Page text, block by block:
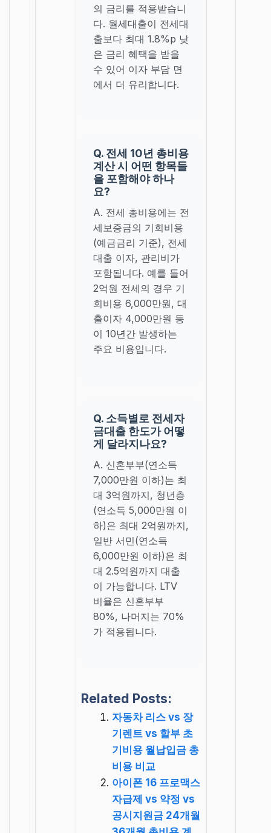
의 금리를 적용받습니
다. 월세대출이 전세대
출보다 최대 1.8%p 낮
은 금리 혜택을 받을
수 있어 이자 부담 면
에서 더 유리합니다.
Q. 전세 10년 총비용
계산 시 어떤 항목들
을 포함해야 하나
요?
A. 전세 총비용에는 전
세보증금의 기회비용
(예금금리 기준), 전세
대출 이자, 관리비가
포함됩니다. 예를 들어
2억원 전세의 경우 기
회비용 6,000만원, 대
출이자 4,000만원 등
이 10년간 발생하는
주요 비용입니다.
Q. 소득별로 전세자
금대출 한도가 어떻
게 달라지나요?
A. 신혼부부(연소득
7,000만원 이하)는 최
대 3억원까지, 청년층
(연소득 5,000만원 이
하)은 최대 2억원까지,
일반 서민(연소득
6,000만원 이하)은 최
대 2.5억원까지 대출
이 가능합니다. LTV
비율은 신혼부부
80%, 나머지는 70%
가 적용됩니다.
Related Posts:
자동차 리스 vs 장
기렌트 vs 할부 초
기비용 월납입금 총
비용 비교
아이폰 16 프로맥스
자급제 vs 약정 vs
공시지원금 24개월